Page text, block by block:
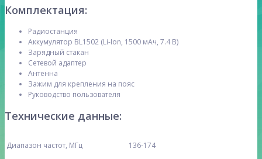
Комплектация:
Радиостанция
Аккумулятор BL1502 (Li-Ion, 1500 мАч, 7.4 В)
Зарядный стакан
Сетевой адаптер
Антенна
Зажим для крепления на пояс
Руководство пользователя
Технические данные:
Диапазон частот, МГц 136-174